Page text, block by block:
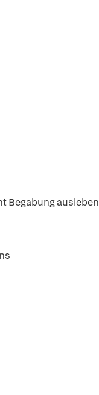
Begabung ausleben